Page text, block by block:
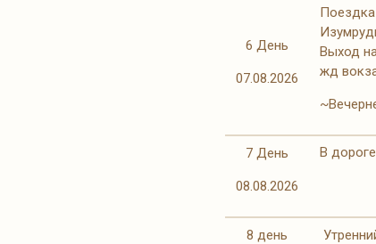
6 День
07.08.2026
Выход
жд
7 День
08.08.2026
В
8 день